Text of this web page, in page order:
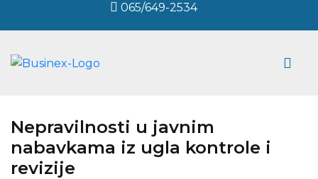
065/649-2534
Nepravilnosti u javnim
nabavkama iz ugla kontrole i
revizije